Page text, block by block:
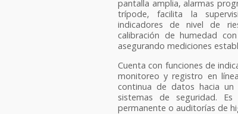
pantalla amplia, alarmas
trípode, facilita la
indicadores de nivel de
calibración de humedad
asegurando mediciones
Cuenta con funciones de
monitoreo y registro en
continua de datos hacia
sistemas de seguridad.
permanente o auditorías de